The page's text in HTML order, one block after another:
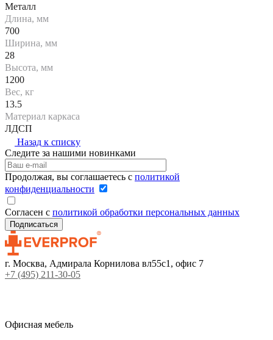
Металл
Длина, мм
700
Ширина, мм
28
Высота, мм
1200
Вес, кг
13.5
Материал каркаса
ЛДСП
Назад к списку
Следите за нашими новинками
Продолжая, вы соглашаетесь с политикой
конфиденциальности
Согласен с политикой обработки персональных данных
г. Москва, Адмирала Корнилова вл55с1, офис 7
+7 (495) 211-30-05
Офисная мебель